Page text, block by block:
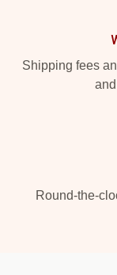
Shipping fees
Round-the-